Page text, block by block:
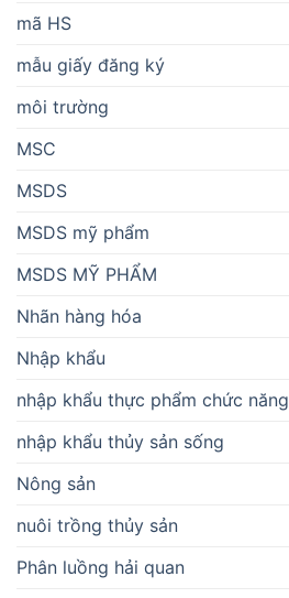
mã HS
mẫu giấy đăng ký
môi trường
MSC
MSDS
MSDS mỹ phẩm
MSDS MỸ PHẨM
Nhãn hàng hóa
Nhập khẩu
nhập khẩu thực phẩm chức năng
nhập khẩu thủy sản sống
Nông sản
nuôi trồng thủy sản
Phân luồng hải quan